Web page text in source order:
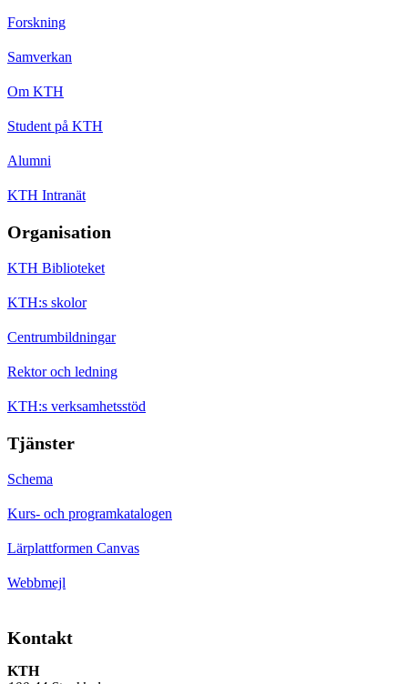
Forskning
Samverkan
Om KTH
Student på KTH
Alumni
KTH Intranät
Organisation
KTH Biblioteket
KTH:s skolor
Centrumbildningar
Rektor och ledning
KTH:s verksamhetsstöd
Tjänster
Schema
Kurs- och programkatalogen
Lärplattformen Canvas
Webbmejl
Kontakt
KTH